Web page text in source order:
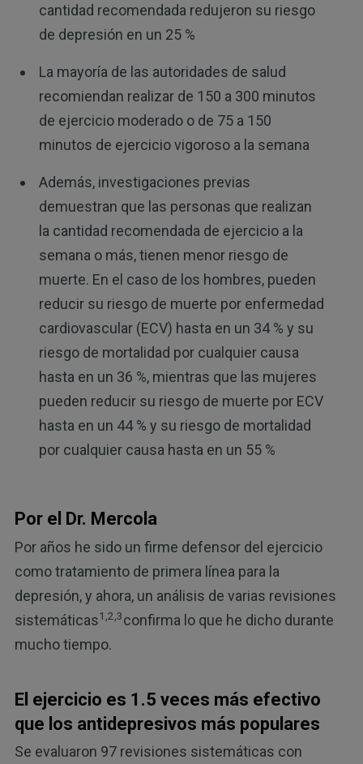
cantidad recomendada redujeron su riesgo
de depresión en un 25 %
La mayoría de las autoridades de salud
recomiendan realizar de 150 a 300 minutos
de ejercicio moderado o de 75 a 150
minutos de ejercicio vigoroso a la semana
Además, investigaciones previas
demuestran que las personas que realizan
la cantidad recomendada de ejercicio a la
semana o más, tienen menor riesgo de
muerte. En el caso de los hombres, pueden
reducir su riesgo de muerte por enfermedad
cardiovascular (ECV) hasta en un 34 % y su
riesgo de mortalidad por cualquier causa
hasta en un 36 %, mientras que las mujeres
pueden reducir su riesgo de muerte por ECV
hasta en un 44 % y su riesgo de mortalidad
por cualquier causa hasta en un 55 %
Por el Dr. Mercola
Por años he sido un firme defensor del ejercicio
como tratamiento de primera línea para la
depresión, y ahora, un análisis de varias revisiones
sistemáticas1,2,3confirma lo que he dicho durante
mucho tiempo.
El ejercicio es 1.5 veces más efectivo
que los antidepresivos más populares
Se evaluaron 97 revisiones sistemáticas con